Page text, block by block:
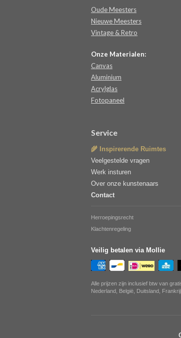
Oude Meesters
Nieuwe Meesters
Vintage & Retro
Onze Materialen:
Canvas
Aluminium
Acrylglas
Fotopaneel
Service
🌾 Inspirerende Ruimtes
Veelgestelde vragen
Werk insturen
Over onze kunstenaars
Contact
Herroepingsrecht
Klachtenregeling
Veilig betalen via Mollie
Alle prijzen zijn inclusief btw van
Nederland, België, Duitsland,